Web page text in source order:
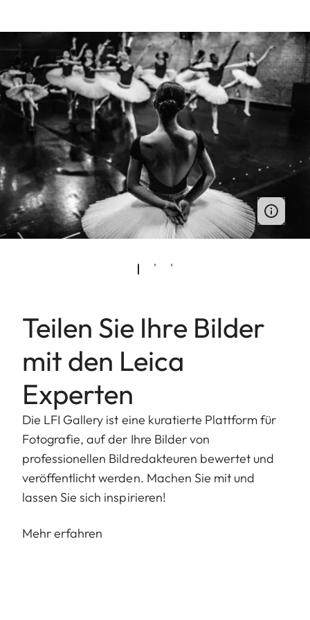
Teilen Sie Ihre Bilder
mit den Leica
Experten
Die LFI Gallery ist eine kuratierte Plattform für
Fotografie, auf der Ihre Bilder von
professionellen Bildredakteuren bewertet und
veröffentlicht werden. Machen Sie mit und
lassen Sie sich inspirieren!
Mehr erfahren